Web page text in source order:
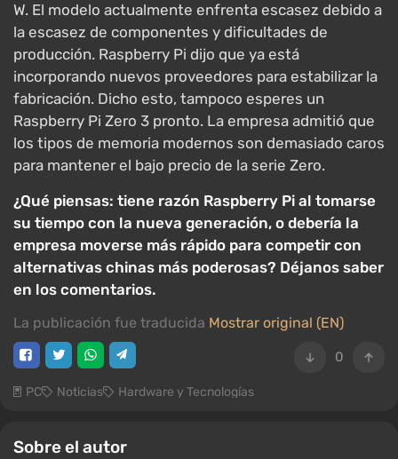
W. El modelo actualmente enfrenta escasez debido a
la escasez de componentes y dificultades de
producción. Raspberry Pi dijo que ya está
incorporando nuevos proveedores para estabilizar la
fabricación. Dicho esto, tampoco esperes un
Raspberry Pi Zero 3 pronto. La empresa admitió que
los tipos de memoria modernos son demasiado caros
para mantener el bajo precio de la serie Zero.
¿Qué piensas: tiene razón Raspberry Pi al tomarse
su tiempo con la nueva generación, o debería la
empresa moverse más rápido para competir con
alternativas chinas más poderosas? Déjanos saber
en los comentarios.
La publicación fue traducida Mostrar original (EN)
0
PC Noticias Hardware y Tecnologías
Sobre el autor